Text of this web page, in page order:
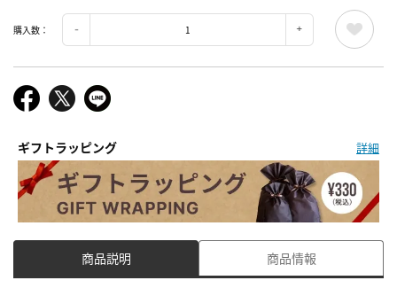
購入数：
ギフトラッピング 詳細
商品説明 商品情報